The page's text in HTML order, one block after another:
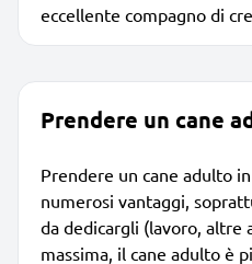
eccellente compagno di
Prendere un cane
Prendere un cane adulto
numerosi vantaggi,
da dedicargli (lavoro, altre
massima, il cane adulto è